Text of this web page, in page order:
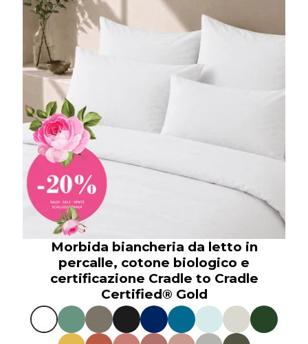
Morbida biancheria da letto in
percalle, cotone biologico e
certificazione Cradle to Cradle
Certified® Gold